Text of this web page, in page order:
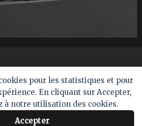
pour les statistiques et pour
En cliquant sur Accepter,
à notre utilisation des cookies.
Accepter